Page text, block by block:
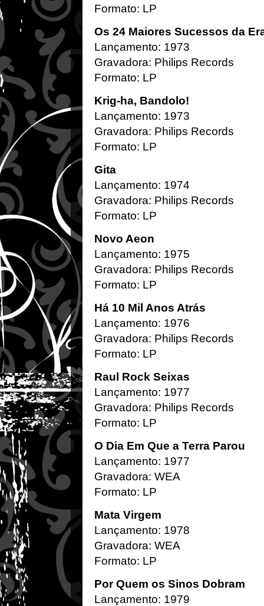
Formato: LP
Os 24 Maiores Sucessos da
Lançamento: 1973
Gravadora: Philips Records
Formato: LP
Krig-ha, Bandolo!
Lançamento: 1973
Gravadora: Philips Records
Formato: LP
Gita
Lançamento: 1974
Gravadora: Philips Records
Formato: LP
Novo Aeon
Lançamento: 1975
Gravadora: Philips Records
Formato: LP
Há 10 Mil Anos Atrás
Lançamento: 1976
Gravadora: Philips Records
Formato: LP
Raul Rock Seixas
Lançamento: 1977
Gravadora: Philips Records
Formato: LP
O Dia Em Que a Terra Parou
Lançamento: 1977
Gravadora: WEA
Formato: LP
Mata Virgem
Lançamento: 1978
Gravadora: WEA
Formato: LP
Por Quem os Sinos Dobram
Lançamento: 1979